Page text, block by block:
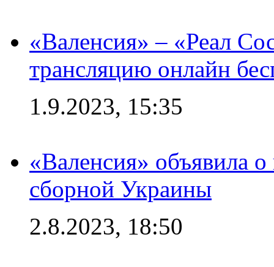
«Валенсия» – «Реал
трансляцию онлайн
1.9.2023, 15:35
«Валенсия» объявила
сборной Украины
2.8.2023, 18:50